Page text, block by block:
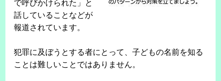
で呼びかけられた」と
話していることなどが
報道されています。
犯罪に及ぼうとする者にとって、子どもの名前を知る
ことは難しいことではありません。